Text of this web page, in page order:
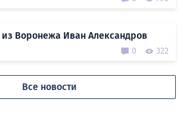
Воронежа Иван Александров
0 322
Все новости